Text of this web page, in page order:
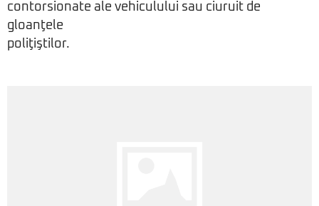
contorsionate ale vehiculului sau ciuruit de
gloanţele
poliţiştilor.